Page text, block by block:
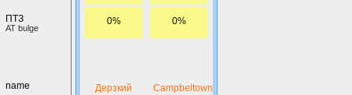
ПТЗ
AT bulge
name
0%
Дерзкий
0%
Campbeltown